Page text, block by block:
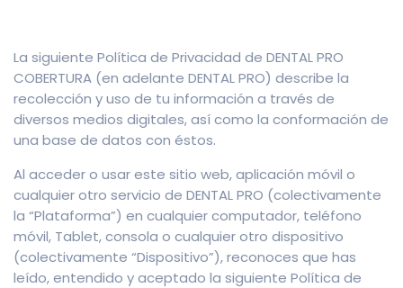
La siguiente Política de Privacidad de DENTAL PRO
COBERTURA (en adelante DENTAL PRO) describe la
recolección y uso de tu información a través de
diversos medios digitales, así como la conformación de
una base de datos con éstos.
Al acceder o usar este sitio web, aplicación móvil o
cualquier otro servicio de DENTAL PRO (colectivamente
la “Plataforma”) en cualquier computador, teléfono
móvil, Tablet, consola o cualquier otro dispositivo
(colectivamente “Dispositivo”), reconoces que has
leído, entendido y aceptado la siguiente Política de